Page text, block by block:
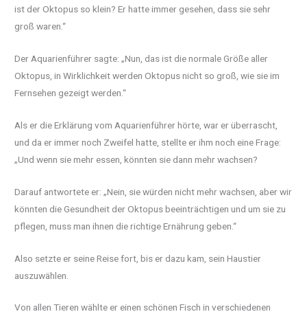
ist der Oktopus so klein? Er hatte immer gesehen, dass sie sehr
groß waren.“
Der Aquarienführer sagte: „Nun, das ist die normale Größe aller
Oktopus, in Wirklichkeit werden Oktopus nicht so groß, wie sie im
Fernsehen gezeigt werden.“
Als er die Erklärung vom Aquarienführer hörte, war er überrascht,
und da er immer noch Zweifel hatte, stellte er ihm noch eine Frage:
„Und wenn sie mehr essen, könnten sie dann mehr wachsen?
Darauf antwortete er: „Nein, sie würden nicht mehr wachsen, aber wir
könnten die Gesundheit der Oktopus beeinträchtigen und um sie zu
pflegen, muss man ihnen die richtige Ernährung geben.“
Also setzte er seine Reise fort, bis er dazu kam, sein Haustier
auszuwählen.
Von allen Tieren wählte er einen schönen Fisch in verschiedenen